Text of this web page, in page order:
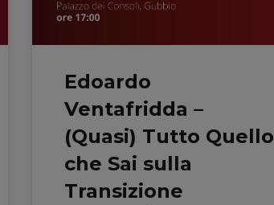
Edoardo
Ventafridda –
(Quasi) Tutto Quello
che Sai sulla
Transizione